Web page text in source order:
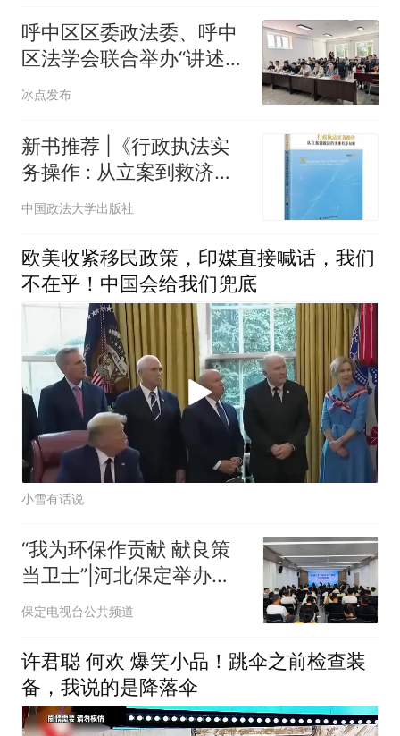
呼中区区委政法委、呼中
区法学会联合举办“讲述法
治故事 展现政法形象”主
冰点发布
新书推荐 |《行政执法实
务操作 : 从立案到救济的
实体程序双解》刘春松 著
中国政法大学出版社
欧美收紧移民政策，印媒直接喊话，我们
不在乎！中国会给我们兜底
小雪有话说
“我为环保作贡献 献良策
当卫士”|河北保定举办零
碳工厂、绿色工厂建设专
保定电视台公共频道
许君聪 何欢 爆笑小品！跳伞之前检查装
备，我说的是降落伞